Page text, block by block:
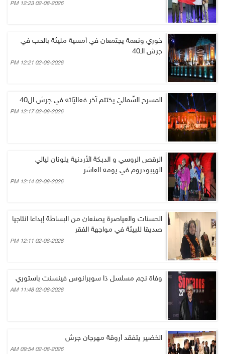
02-08-2026 12:23 PM
خوري ونعمة يجتمعان في أمسية مليئة بالحب في
جرش الـ40
02-08-2026 12:21 PM
المسرح الشّماليّ يختتم آخر فعاليّاته في جرش ال40
02-08-2026 12:17 PM
الرقص الروسي و الدبكة الأردنية يلونان ليالي
الهيبودروم في يومه العاشر
02-08-2026 12:14 PM
الحسنات والعياصرة يصنعان من البساطة إبداعا انتاجيا
صديقا للبيئة في مواجهة الفقر
02-08-2026 12:11 PM
وفاة نجم مسلسل ذا سوبرانوس فينسنت باستوري
02-08-2026 11:48 AM
الخضير يتفقد أروقة مهرجان جرش
02-08-2026 09:54 AM